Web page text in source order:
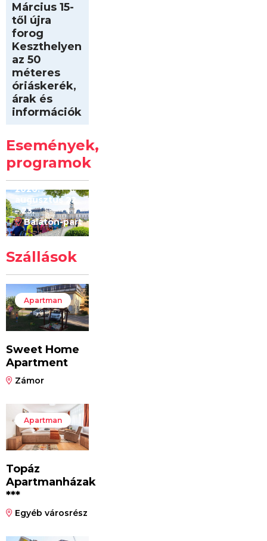
Március 15-
től újra
forog
Keszthelyen
az 50
méteres
óriáskerék,
árak és
információk
Események,
programok
Kilóméterek
2026
2026.
augusztus 22
– 23.
Balaton-part
Szállások
Apartman
Sweet Home
Apartment
Zámor
Apartman
Topáz
Apartmanházak
***
Egyéb városrész